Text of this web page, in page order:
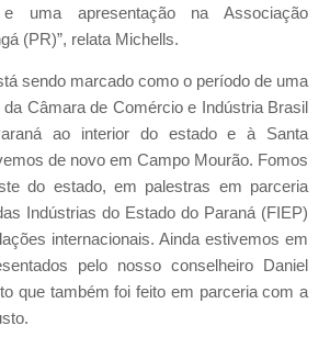
uma apresentação na Associação
(PR)”, relata Michells.
sendo marcado como o período de uma
Câmara de Comércio e Indústria Brasil
ao interior do estado e à Santa
de novo em Campo Mourão. Fomos
do estado, em palestras em parceria
Indústrias do Estado do Paraná (FIEP)
internacionais. Ainda estivemos em
pelo nosso conselheiro Daniel
que também foi feito em parceria com a